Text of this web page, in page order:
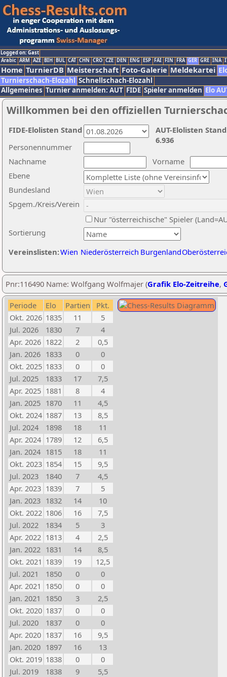
Logged on: Gast
Arabic ARM AZE BIH BUL CAT CHN CRO CZE DEN ENG ESP FAI FIN FRA GER GRE INA
Home TurnierDB Meisterschaft Foto-Galerie Meldekartei
Turnierschach-Elozahl Schnellschach-Elozahl
Allgemeines Turnier anmelden: AUT FIDE Spieler anmelden Elo
Willkommen bei den offiziellen
Nachname
Vorname
Ebene
Sortierung
Personennummer
Bundesland
Spgem./Kreis/Verein
Nur "österreichische" Spieler
Vereinslisten:Wien Niederösterreich Burgenland
AUT-Elolisten
6.936
FIDE-Elolisten Stand
Pnr:116490 Name: Wolfgang Wolfmajer (Grafik Elo-Zeitreihe,
Periode Elo Partien
Pkt.
Okt. 2026 1835 11
5
Jul. 2026
1830 7
4
Apr. 2026 1822 2
0,5
Jan. 2026 1833 0
0
Okt. 2025 1833 0
0
Jul. 2025
1833 17
7,5
Apr. 2025 1881 8
4
Jan. 2025 1870 11
4,5
Okt. 2024 1887 13
8,5
Jul. 2024
1898 18
11
Apr. 2024 1789 12
6,5
Jan. 2024 1815 18
11
Okt. 2023 1854 15
9,5
Jul. 2023
1840 7
4,5
Apr. 2023 1839 7
5
Jan. 2023 1832 14
10
Okt. 2022 1806 16
7,5
Jul. 2022
1834 5
3
Apr. 2022 1813 4
2,5
Jan. 2022 1831 14
8,5
Okt. 2021 1839 19
12,5
Jul. 2021
1850 0
0
Apr. 2021 1850 0
0
Jan. 2021
1850 3
2,5
Okt. 2020 1837 0
0
Jul. 2020
1837 0
0
Apr. 2020 1837 16
9,5
Jan. 2020 1897 16
13
Okt. 2019 1838 0
0
Jul. 2019
1838 9
5,5